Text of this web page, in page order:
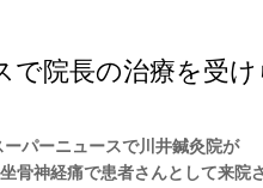
で院長の治療を受
パーニュースで川井鍼灸院が
骨神経痛で患者さんとして来院